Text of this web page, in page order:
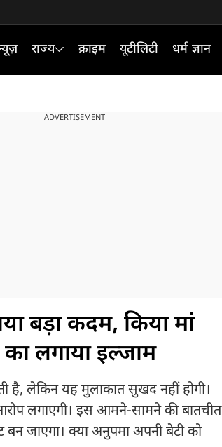
राज्य क्राइम यूटीलिटी धर्म ज्ञान
ADVERTISEMENT
बड़ा कदम, किया मां
लगाया इल्जाम
है, लेकिन यह मुलाकात सुखद नहीं होगी।
लगाएगी। इस आमने-सामने की बातचीत
जाएगा। क्या अनुपमा अपनी बेटी को